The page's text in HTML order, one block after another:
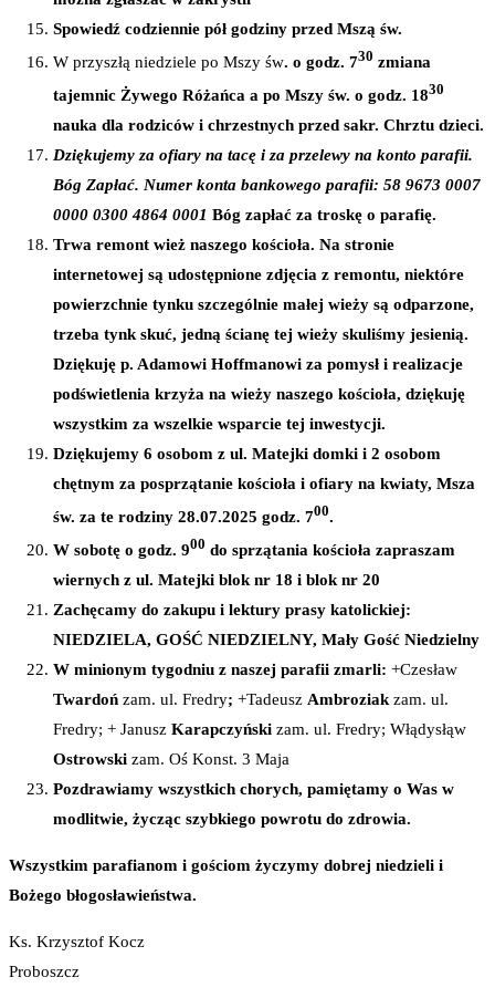
Spowiedź codziennie pół godziny przed Mszą św.
W przyszłą niedziele po Mszy św. o godz. 730 zmiana
tajemnic Żywego Różańca a po Mszy św. o godz. 1830
nauka dla rodziców i chrzestnych przed sakr. Chrztu dzieci.
Dziękujemy za ofiary na tacę i za przelewy na konto parafii.
Bóg Zapłać. Numer konta bankowego parafii: 58 9673 0007
0000 0300 4864 0001 Bóg zapłać za troskę o parafię.
Trwa remont wież naszego kościoła. Na stronie
internetowej są udostępnione zdjęcia z remontu, niektóre
powierzchnie tynku szczególnie małej wieży są odparzone,
trzeba tynk skuć, jedną ścianę tej wieży skuliśmy jesienią.
Dziękuję p. Adamowi Hoffmanowi za pomysł i realizacje
podświetlenia krzyża na wieży naszego kościoła, dziękuję
wszystkim za wszelkie wsparcie tej inwestycji.
Dziękujemy 6 osobom z ul. Matejki domki i 2 osobom
chętnym za posprzątanie kościoła i ofiary na kwiaty, Msza
św. za te rodziny 28.07.2025 godz. 700.
W sobotę o godz. 900 do sprzątania kościoła zapraszam
wiernych z ul. Matejki blok nr 18 i blok nr 20
Zachęcamy do zakupu i lektury prasy katolickiej:
NIEDZIELA, GOŚĆ NIEDZIELNY, Mały Gość Niedzielny
W minionym tygodniu z naszej parafii zmarli: +Czesław
Twardoń zam. ul. Fredry; +Tadeusz Ambroziakzam. ul.
Fredry; + Janusz Karapczyński zam. ul. Fredry; Włądysłąw
Ostrowski zam. Oś Konst. 3 Maja
Pozdrawiamy wszystkich chorych, pamiętamy o Was w
modlitwie, życząc szybkiego powrotu do zdrowia.
Wszystkim parafianom i gościom życzymy dobrej niedzieli i
Bożego błogosławieństwa.
Ks. Krzysztof Kocz
Proboszcz